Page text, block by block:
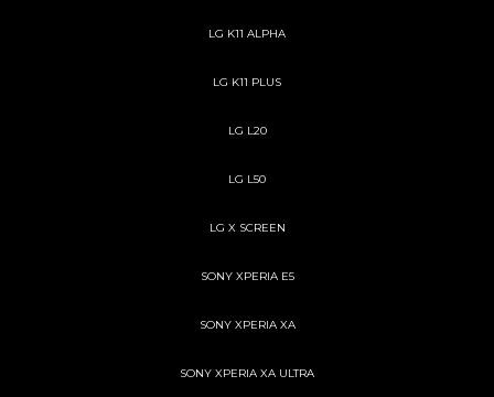
LG K11 ALPHA
LG K11 PLUS
LG L20
LG L50
LG X SCREEN
SONY XPERIA E5
SONY XPERIA XA
SONY XPERIA XA ULTRA